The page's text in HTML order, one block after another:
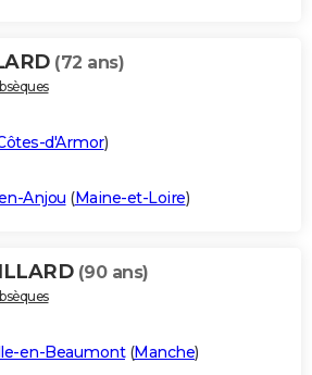
(72 ans)
d'Armor)
Anjou (Maine-et-Loire)
(90 ans)
en-Beaumont(Manche)